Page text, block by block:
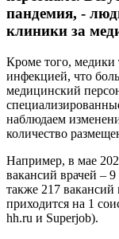
пандемия, -
клиники за
Кроме того, медики
инфекцией, что
медицинский
наблюдаем
количество
Например, в мае
вакансий врачей –
также 217 вакансий
приходится на 1
hh.ru и Superjob).